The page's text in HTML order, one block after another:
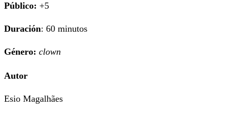
Público: +5
Duración: 60 minutos
Género: clown
Autor
Esio Magalhães